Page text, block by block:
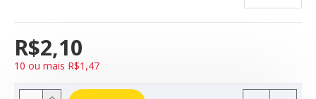
R$2,10
10 ou mais R$1,47